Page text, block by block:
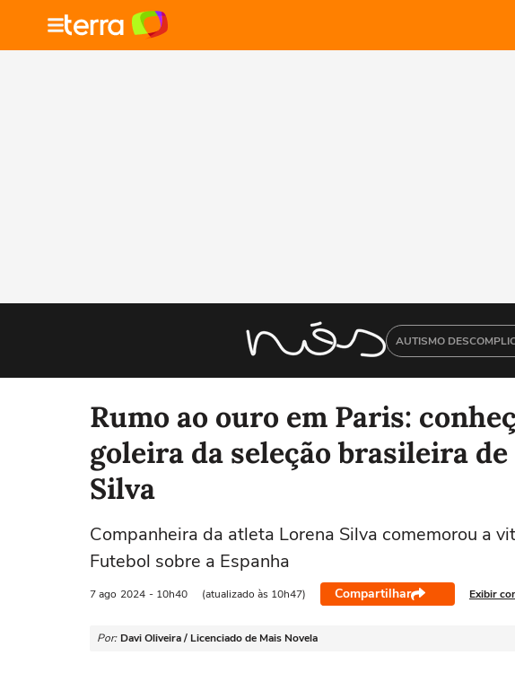
AUTISMO
Rumo ao ouro em Paris:
goleira da seleção brasileira
Silva
Companheira da atleta Lorena Silva comemorou a
Futebol sobre a Espanha
7 ago 2024 - 10h40 (atualizado às 10h47) Compartilhar Exibir
Por: Davi Oliveira / Licenciado de Mais Novela